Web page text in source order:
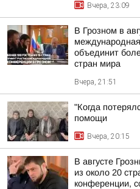
Вчера, 23:09
В Грозном в
объединит
стран мира
Вчера, 21:51
"Когда
помощи
Вчера, 20:15
В августе
из около 20
конференции,